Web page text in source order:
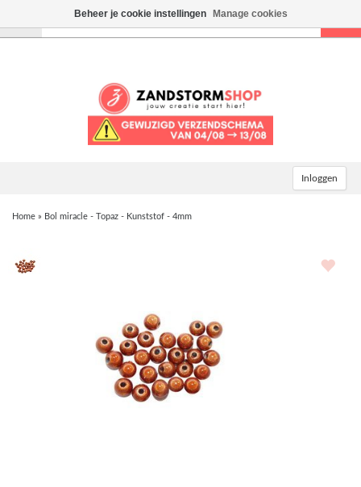
Inloggen
Home » Bol miracle - Topaz - Kunststof - 4mm
Beheer je cookie instellingen Manage cookies